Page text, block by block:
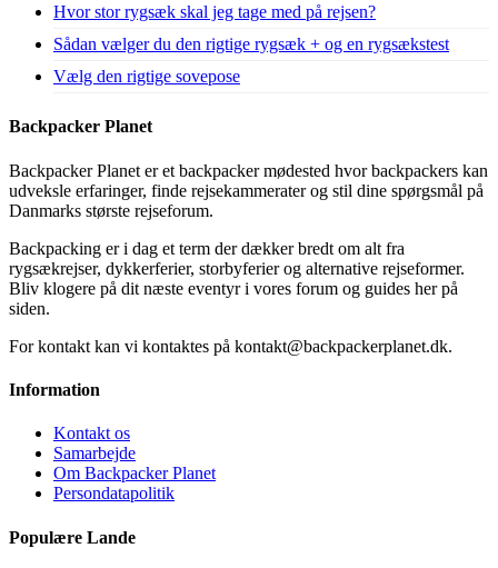
Hvor stor rygsæk skal jeg tage med på rejsen?
Sådan vælger du den rigtige rygsæk + og en rygsækstest
Vælg den rigtige sovepose
Backpacker Planet
Backpacker Planet er et backpacker mødested hvor backpackers kan
udveksle erfaringer, finde rejsekammerater og stil dine spørgsmål på
Danmarks største rejseforum.
Backpacking er i dag et term der dækker bredt om alt fra
rygsækrejser, dykkerferier, storbyferier og alternative rejseformer.
Bliv klogere på dit næste eventyr i vores forum og guides her på
siden.
For kontakt kan vi kontaktes på kontakt@backpackerplanet.dk.
Information
Kontakt os
Samarbejde
Om Backpacker Planet
Persondatapolitik
Populære Lande